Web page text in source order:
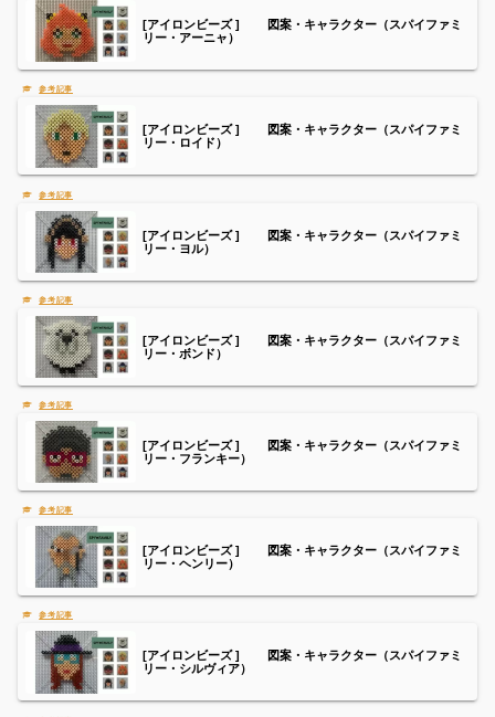
[アイロンビーズ ] 図案・キャラクター（スパイファミ
リー・アーニャ）
[アイロンビーズ ] 図案・キャラクター（スパイファミ
リー・ロイド）
[アイロンビーズ ] 図案・キャラクター（スパイファミ
リー・ヨル）
[アイロンビーズ ] 図案・キャラクター（スパイファミ
リー・ボンド）
[アイロンビーズ ] 図案・キャラクター（スパイファミ
リー・フランキー）
[アイロンビーズ ] 図案・キャラクター（スパイファミ
リー・ヘンリー）
[アイロンビーズ ] 図案・キャラクター（スパイファミ
リー・シルヴィア）